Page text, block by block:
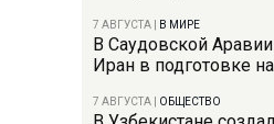
7 АВГУСТА В МИРЕ
В Саудовской
Иран в подготовке
7 АВГУСТА ОБЩЕСТВО